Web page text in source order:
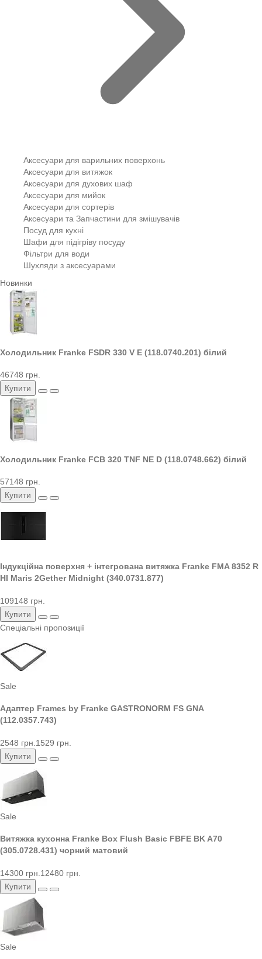
Аксесуари для варильних поверхонь
Аксесуари для витяжок
Аксесуари для духових шаф
Аксесуари для мийок
Аксесуари для сортерів
Аксесуари та Запчастини для змішувачів
Посуд для кухні
Шафи для підігріву посуду
Фільтри для води
Шухляди з аксесуарами
Новинки
Холодильник Franke FSDR 330 V E (118.0740.201) білий
46748 грн.
Купити
Холодильник Franke FCB 320 TNF NE D (118.0748.662) білий
57148 грн.
Купити
Індукційна поверхня + інтегрована витяжка Franke FMA 8352 R
HI Maris 2Gether Midnight (340.0731.877)
109148 грн.
Купити
Спеціальні пропозиції
Sale
Адаптер Frames by Franke GASTRONORM FS GNA
(112.0357.743)
2548 грн. 1529 грн.
Купити
Sale
Витяжка кухонна Franke Box Flush Basic FBFE BK A70
(305.0728.431) чорний матовий
14300 грн. 12480 грн.
Купити
Sale